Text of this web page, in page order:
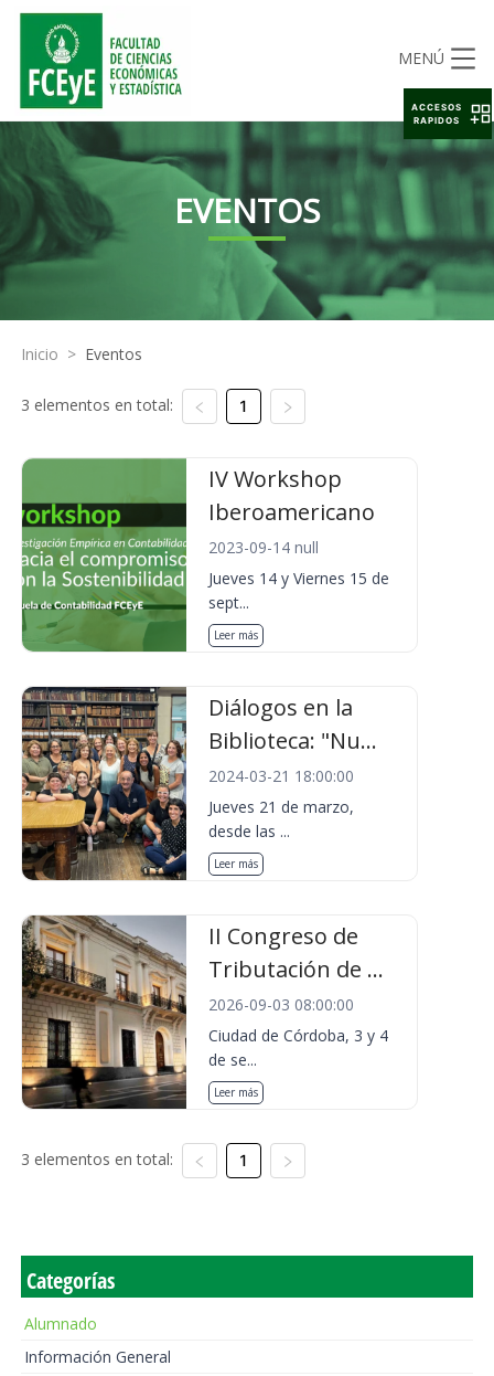
MENÚ
EVENTOS
Inicio > Eventos
3 elementos en total: 1
IV Workshop
Iberoamericano
2023-09-14 null
Jueves 14 y Viernes 15 de
sept...
Leer más
Diálogos en la
Biblioteca: "Nu...
2024-03-21 18:00:00
Jueves 21 de marzo,
desde las ...
Leer más
II Congreso de
Tributación de ...
2026-09-03 08:00:00
Ciudad de Córdoba, 3 y 4
de se...
Leer más
3 elementos en total: 1
Categorías
Alumnado
Información General
ACCESOS
RAPIDOS